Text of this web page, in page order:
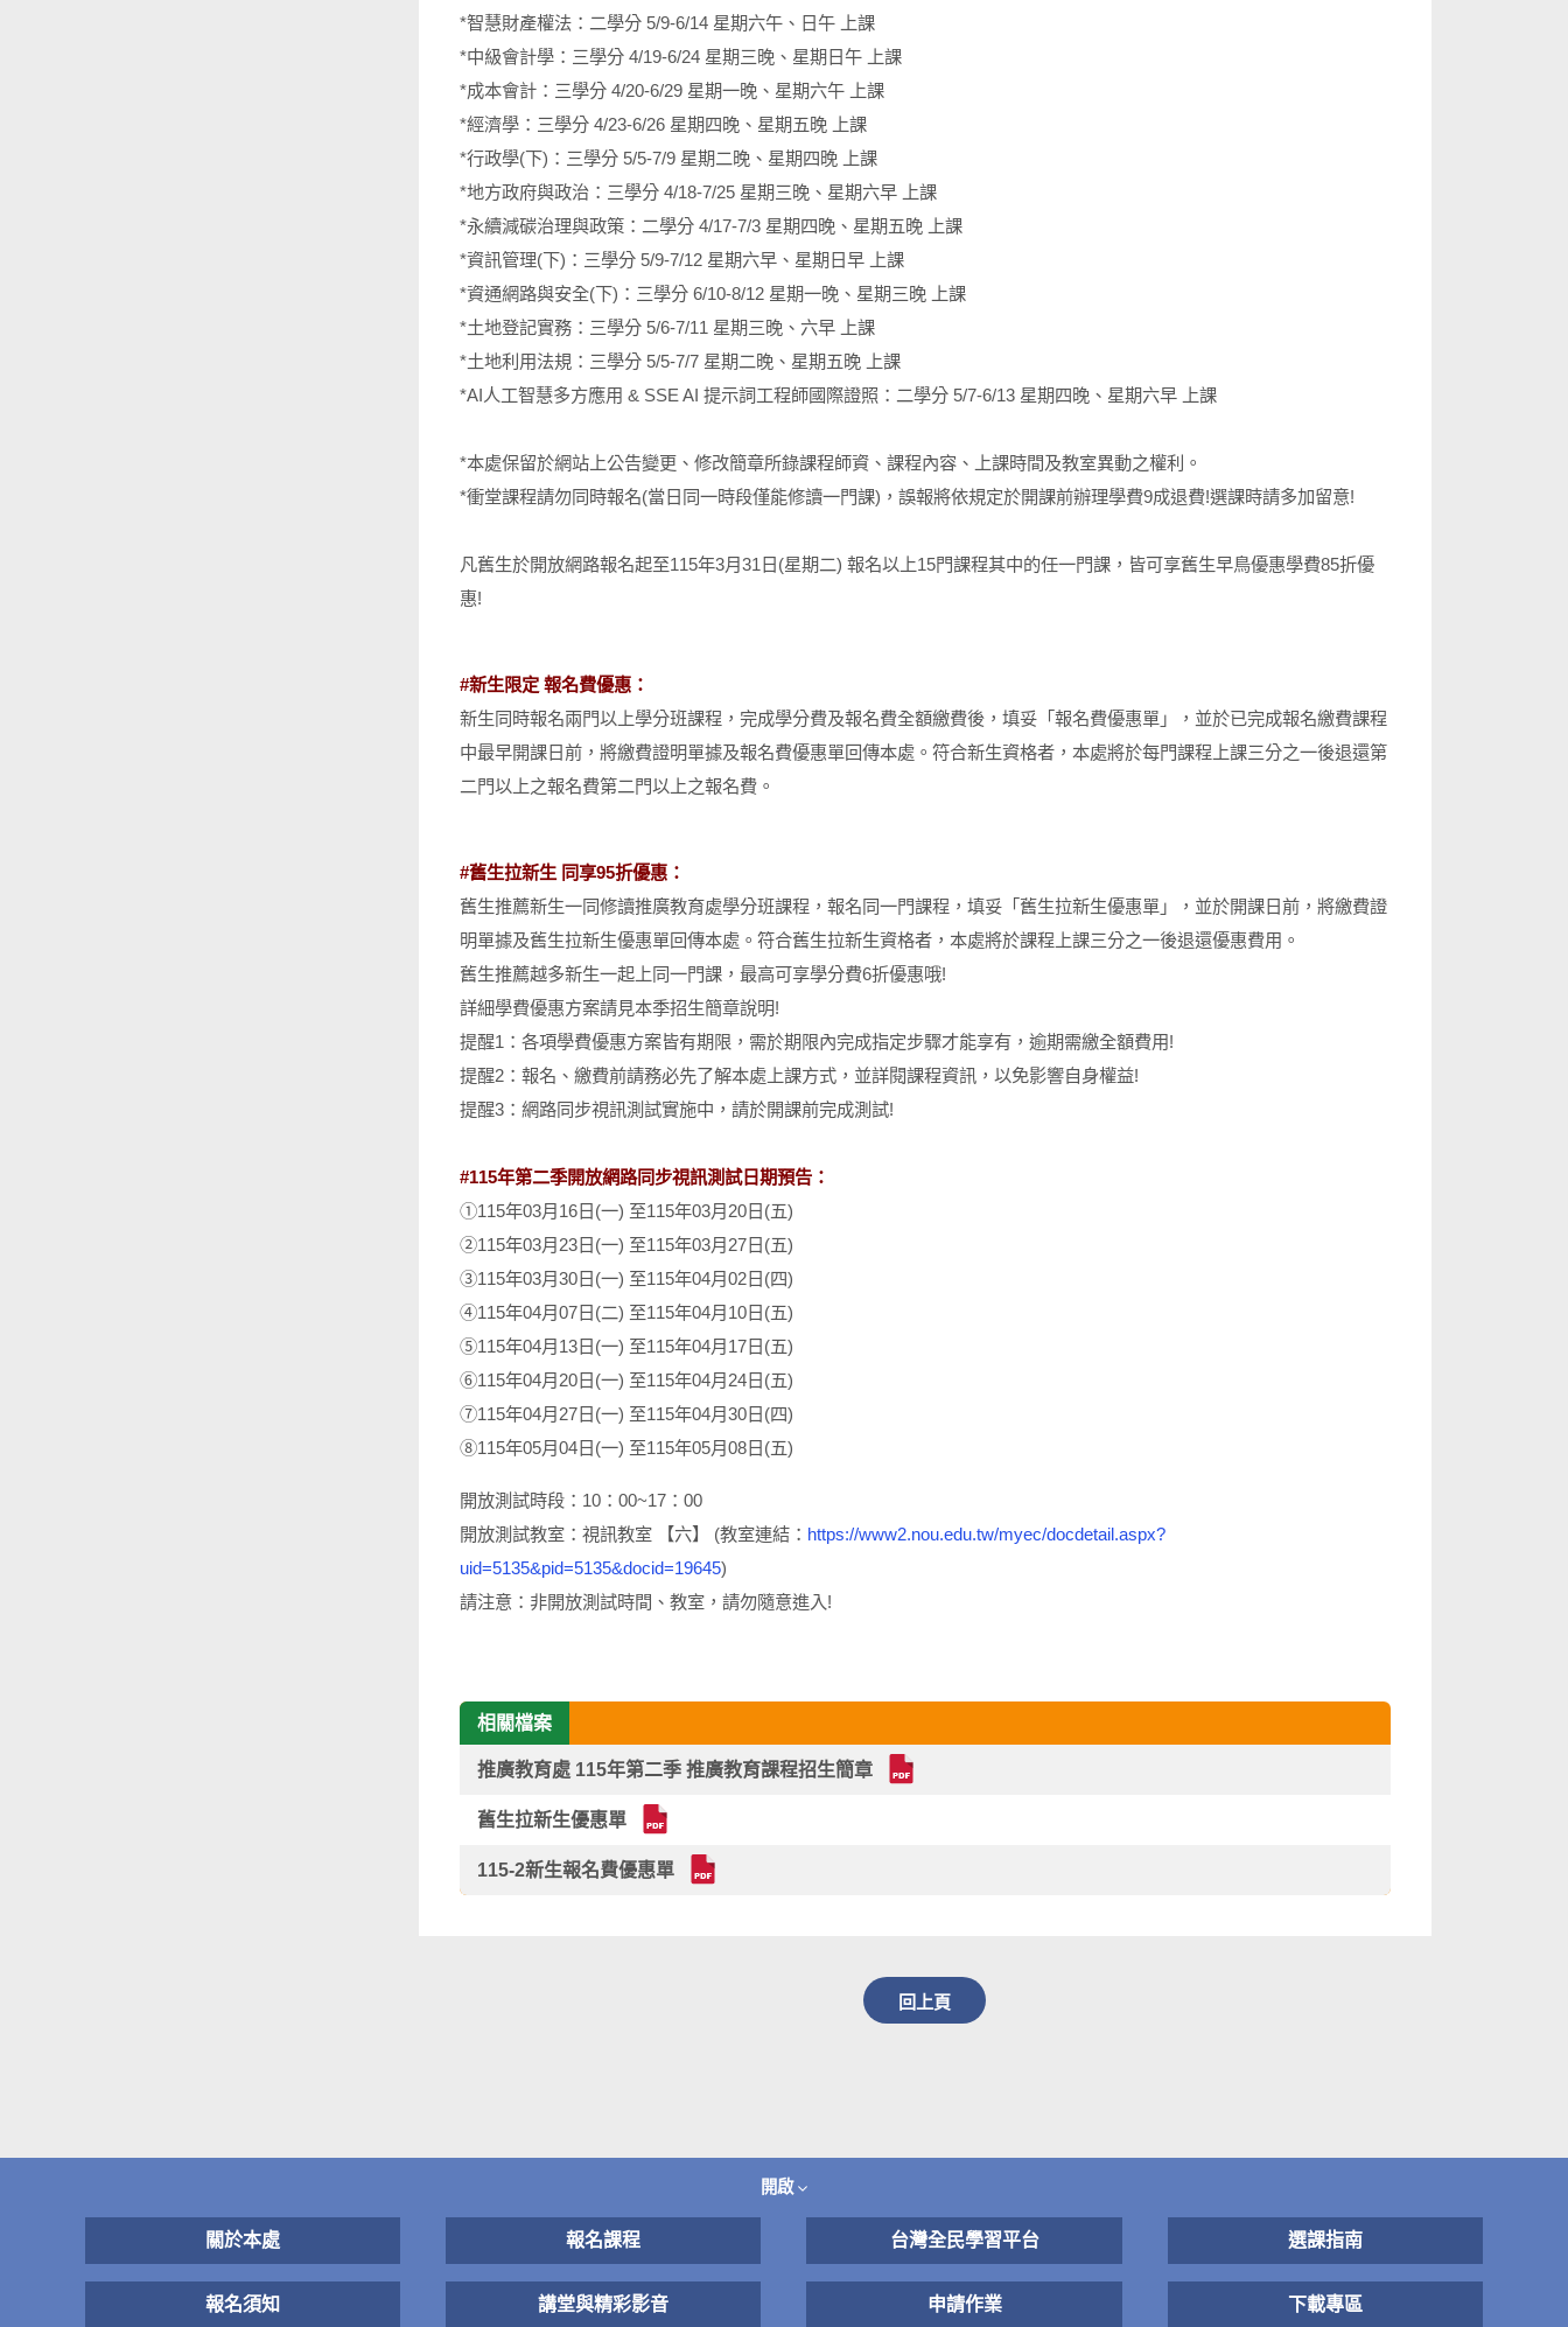
*智慧財產權法：二學分 5/9-6/14 星期六午、日午 上課
*中級會計學：三學分 4/19-6/24 星期三晚、星期日午 上課
*成本會計：三學分 4/20-6/29 星期一晚、星期六午 上課
*經濟學：三學分 4/23-6/26 星期四晚、星期五晚 上課
*行政學(下)：三學分 5/5-7/9 星期二晚、星期四晚 上課
*地方政府與政治：三學分 4/18-7/25 星期三晚、星期六早 上課
*永續減碳治理與政策：二學分 4/17-7/3 星期四晚、星期五晚 上課
*資訊管理(下)：三學分 5/9-7/12 星期六早、星期日早 上課
*資通網路與安全(下)：三學分 6/10-8/12 星期一晚、星期三晚 上課
*土地登記實務：三學分 5/6-7/11 星期三晚、六早 上課
*土地利用法規：三學分 5/5-7/7 星期二晚、星期五晚 上課
*AI人工智慧多方應用 & SSE AI 提示詞工程師國際證照：二學分 5/7-6/13 星期四晚、星期六早 上課
*本處保留於網站上公告變更、修改簡章所錄課程師資、課程內容、上課時間及教室異動之權利。
*衝堂課程請勿同時報名(當日同一時段僅能修讀一門課)，誤報將依規定於開課前辦理學費9成退費!選課時請多加留意!
凡舊生於開放網路報名起至115年3月31日(星期二) 報名以上15門課程其中的任一門課，皆可享舊生早鳥優惠學費85折優
惠!
#新生限定 報名費優惠：
新生同時報名兩門以上學分班課程，完成學分費及報名費全額繳費後，填妥「報名費優惠單」，並於已完成報名繳費課程
中最早開課日前，將繳費證明單據及報名費優惠單回傳本處。符合新生資格者，本處將於每門課程上課三分之一後退還第
二門以上之報名費第二門以上之報名費。
#舊生拉新生 同享95折優惠：
舊生推薦新生一同修讀推廣教育處學分班課程，報名同一門課程，填妥「舊生拉新生優惠單」，並於開課日前，將繳費證
明單據及舊生拉新生優惠單回傳本處。符合舊生拉新生資格者，本處將於課程上課三分之一後退還優惠費用。
舊生推薦越多新生一起上同一門課，最高可享學分費6折優惠哦!
詳細學費優惠方案請見本季招生簡章說明!
提醒1：各項學費優惠方案皆有期限，需於期限內完成指定步驟才能享有，逾期需繳全額費用!
提醒2：報名、繳費前請務必先了解本處上課方式，並詳閱課程資訊，以免影響自身權益!
提醒3：網路同步視訊測試實施中，請於開課前完成測試!
#115年第二季開放網路同步視訊測試日期預告：
①115年03月16日(一) 至115年03月20日(五)
②115年03月23日(一) 至115年03月27日(五)
③115年03月30日(一) 至115年04月02日(四)
④115年04月07日(二) 至115年04月10日(五)
⑤115年04月13日(一) 至115年04月17日(五)
⑥115年04月20日(一) 至115年04月24日(五)
⑦115年04月27日(一) 至115年04月30日(四)
⑧115年05月04日(一) 至115年05月08日(五)
開放測試時段：10：00~17：00
開放測試教室：視訊教室 【六】 (教室連結： https://www2.nou.edu.tw/myec/docdetail.aspx?
uid=5135&pid=5135&docid=19645)
請注意：非開放測試時間、教室，請勿隨意進入!
相關檔案
推廣教育處 115年第二季 推廣教育課程招生簡章
舊生拉新生優惠單
115-2新生報名費優惠單
回上頁
開啟
關於本處 報名課程 台灣全民學習平台 選課指南
報名須知 講堂與精彩影音 申請作業 下載專區